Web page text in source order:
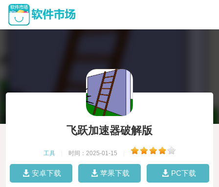
飞跃加速器破解版
工具 时间：2025-01-15
安卓下载 苹果下载 PC下载